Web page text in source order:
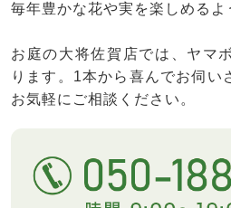
毎年豊かな花や実を楽しめるよ
お庭の大将佐賀店では、ヤマ
ります。1本から喜んでお伺い
お気軽にご相談ください。